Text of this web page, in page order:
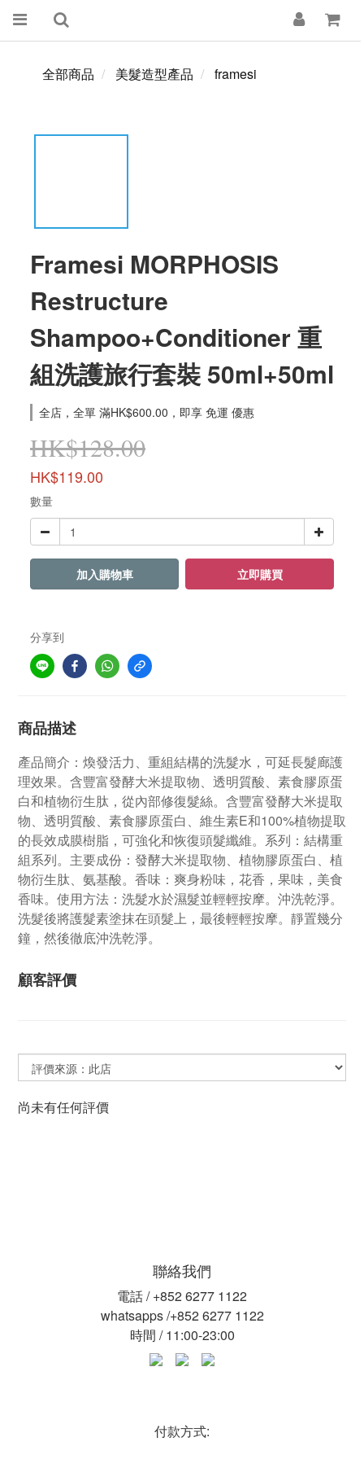
全部商品 美髮造型產品 framesi
Framesi MORPHOSIS
Restructure
Shampoo+Conditioner 重
組洗護旅行套裝 50ml+50ml
全店，全單 滿HK$600.00，即享 免運 優惠
HK$128.00
HK$119.00
數量
加入購物車 立即購買
分享到
商品描述
產品簡介：煥發活力、重組結構的洗髮水，可延長髮廊護
理效果。含豐富發酵大米提取物、透明質酸、素食膠原蛋
白和植物衍生肽，從內部修復髮絲。含豐富發酵大米提取
物、透明質酸、素食膠原蛋白、維生素E和100%植物提取
的長效成膜樹脂，可強化和恢復頭髮纖維。系列：結構重
組系列。主要成份：發酵大米提取物、植物膠原蛋白、植
物衍生肽、氨基酸。香味：爽身粉味，花香，果味，美食
香味。使用方法：洗髮水於濕髮並輕輕按摩。沖洗乾淨。
洗髮後將護髮素塗抹在頭髮上，最後輕輕按摩。靜置幾分
鐘，然後徹底沖洗乾淨。
顧客評價
尚未有任何評價
聯絡我們
電話 / +852 6277 1122
whatsapps /+852 6277 1122
時間 / 11:00-23:00
付款方式: